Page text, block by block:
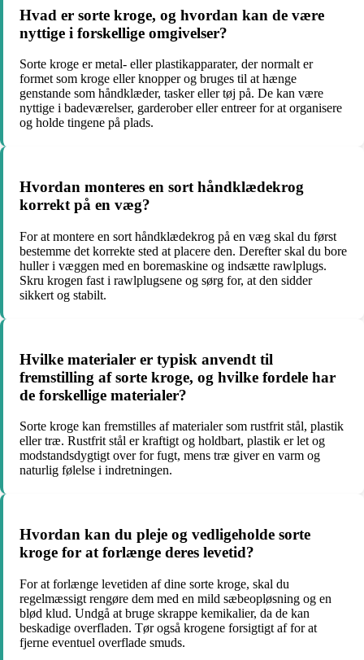
Hvad er sorte kroge, og hvordan kan de være
nyttige i forskellige omgivelser?
Sorte kroge er metal- eller plastikapparater, der normalt er
formet som kroge eller knopper og bruges til at hænge
genstande som håndklæder, tasker eller tøj på. De kan være
nyttige i badeværelser, garderober eller entreer for at organisere
og holde tingene på plads.
Hvordan monteres en sort håndklædekrog
korrekt på en væg?
For at montere en sort håndklædekrog på en væg skal du først
bestemme det korrekte sted at placere den. Derefter skal du bore
huller i væggen med en boremaskine og indsætte rawlplugs.
Skru krogen fast i rawlplugsene og sørg for, at den sidder
sikkert og stabilt.
Hvilke materialer er typisk anvendt til
fremstilling af sorte kroge, og hvilke fordele har
de forskellige materialer?
Sorte kroge kan fremstilles af materialer som rustfrit stål, plastik
eller træ. Rustfrit stål er kraftigt og holdbart, plastik er let og
modstandsdygtigt over for fugt, mens træ giver en varm og
naturlig følelse i indretningen.
Hvordan kan du pleje og vedligeholde sorte
kroge for at forlænge deres levetid?
For at forlænge levetiden af ​​dine sorte kroge, skal du
regelmæssigt rengøre dem med en mild sæbeopløsning og en
blød klud. Undgå at bruge skrappe kemikalier, da de kan
beskadige overfladen. Tør også krogene forsigtigt af for at
fjerne eventuel overflade smuds.